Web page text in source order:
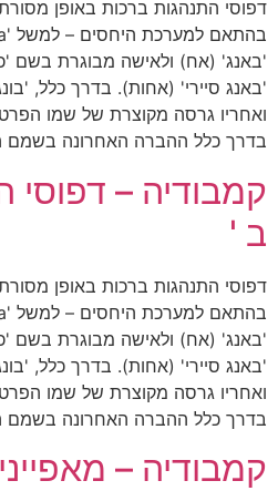
דפוסי התנהגות ברכות באופן
'באנג' (אח) ולאישה מבוגרת בשם
'באנג סיירי' (אחות). בדרך כלל,
ואחריו גרסה מקוצרת של שמו
בדרך כלל ההברה האחרונה
קמבודיה – דפוסי
ב '
דפוסי התנהגות ברכות באופן
'באנג' (אח) ולאישה מבוגרת בשם
'באנג סיירי' (אחות). בדרך כלל,
ואחריו גרסה מקוצרת של שמו
בדרך כלל ההברה האחרונה
קמבודיה –